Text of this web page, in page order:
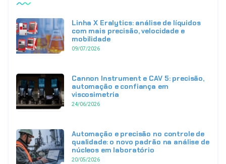
Linha X Eralytics: análise de líquidos
com mais precisão, velocidade e
mobilidade
09/07/2026
Cannon Instrument e CAV 5: precisão,
automação e confiança em
viscosimetria
24/06/2026
Automação e precisão no controle de
qualidade: o novo padrão na análise de
núcleos em laboratório
20/05/2026